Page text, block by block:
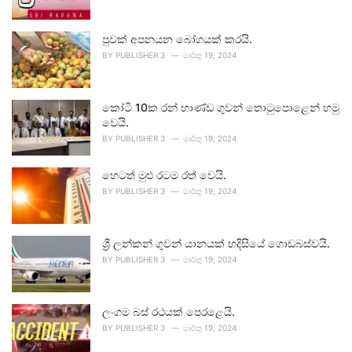
පුවක් අපනයන බෝගයක් කරයි.
BY PUBLISHER 3 මාර්තු 19, 2024
කෝටි 10ක රන් භාණ්ඩ ගුවන් තොටුපොළෙන් හමු
වෙයි.
BY PUBLISHER 3 මාර්තු 19, 2024
හෙටත් මුළු රටම රත් වෙයි.
BY PUBLISHER 3 මාර්තු 19, 2024
ශ්‍රී ලන්කන් ගුවන් යානයක් හදිසියේ ගොඩබස්වයි.
BY PUBLISHER 3 මාර්තු 19, 2024
ලංගම බස් රථයක් පෙරළෙයි.
BY PUBLISHER 3 මාර්තු 19, 2024